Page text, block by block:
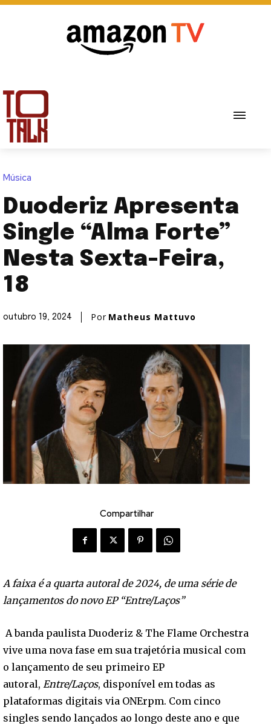
Música
Duoderiz Apresenta
Single “Alma Forte”
Nesta Sexta-Feira,
18
outubro 19, 2024 Por Matheus Mattuvo
Compartilhar
A faixa é a quarta autoral de 2024, de uma série de
lançamentos do novo EP “Entre/Laços”
A banda paulista Duoderiz & The Flame Orchestra
vive uma nova fase em sua trajetória musical com
o lançamento de seu primeiro EP
autoral, Entre/Laços, disponível em todas as
plataformas digitais via ONErpm. Com cinco
singles sendo lançados ao longo deste ano e que